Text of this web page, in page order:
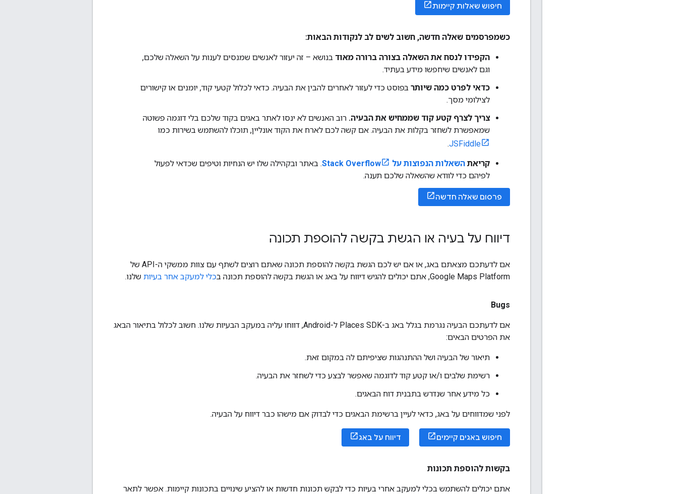
חיפוש שאלות קיימות
כשמפרסמים שאלה חדשה, חשוב לשים לב לנקודות הבאות:
הקפידו לנסח את השאלה בצורה ברורה מאוד בנושא – זה יעזור לאנשים שמנסים לענות על השאלה שלכם,
וגם לאנשים שיחפשו מידע בעתיד.
כדאי לפרט כמה שיותר בפוסט כדי לעזור לאחרים להבין את הבעיה. כדאי לכלול קטעי קוד, יומנים או קישורים
לצילומי מסך.
צריך לצרף קטע קוד שממחיש את הבעיה. רוב האנשים לא ינסו לאתר באגים בקוד שלכם בלי דוגמה פשוטה
שמאפשרת לשחזר בקלות את הבעיה. אם קשה לכם לארח את הקוד אונליין, תוכלו להשתמש בשירות כמו
JSFiddle
.
קריאת השאלות הנפוצות על Stack Overflow
. באתר ובקהילה שלו יש הנחיות וטיפים שכדאי לפעול
לפיהם כדי לוודא שהשאלה שלכם תענה.
פרסום שאלה חדשה
דיווח על בעיה או הגשת בקשה להוספת תכונה
אם לדעתכם מצאתם באג, או אם יש לכם הגשת בקשה להוספת תכונה שאתם רוצים לשתף עם צוות ממשקי ה-API של
Google Maps Platform, אתם יכולים להגיש דיווח על באג או הגשת בקשה להוספת תכונה ב
כלי למעקב אחר בעיות שלנו.
Bugs
אם לדעתכם הבעיה נגרמת בגלל באג ב-Places SDK ל-Android, דווחו עליה במעקב הבעיות שלנו. חשוב לכלול בתיאור הבאג
את הפרטים הבאים:
תיאור של הבעיה ושל ההתנהגות שציפיתם לה במקום זאת.
רשימת שלבים ו/או קטע קוד לדוגמה שאפשר לבצע כדי לשחזר את הבעיה.
כל מידע אחר שנדרש בתבנית דוח הבאגים.
לפני שמדווחים על באג, כדאי לעיין ברשימת הבאגים כדי לבדוק אם מישהו כבר דיווח על הבעיה.
חיפוש באגים קיימים דיווח על באג
בקשות להוספת תכונות
אתם יכולים להשתמש בכלי למעקב אחרי בעיות כדי לבקש תכונות חדשות או להציע שינויים בתכונות קיימות. אפשר לתאר